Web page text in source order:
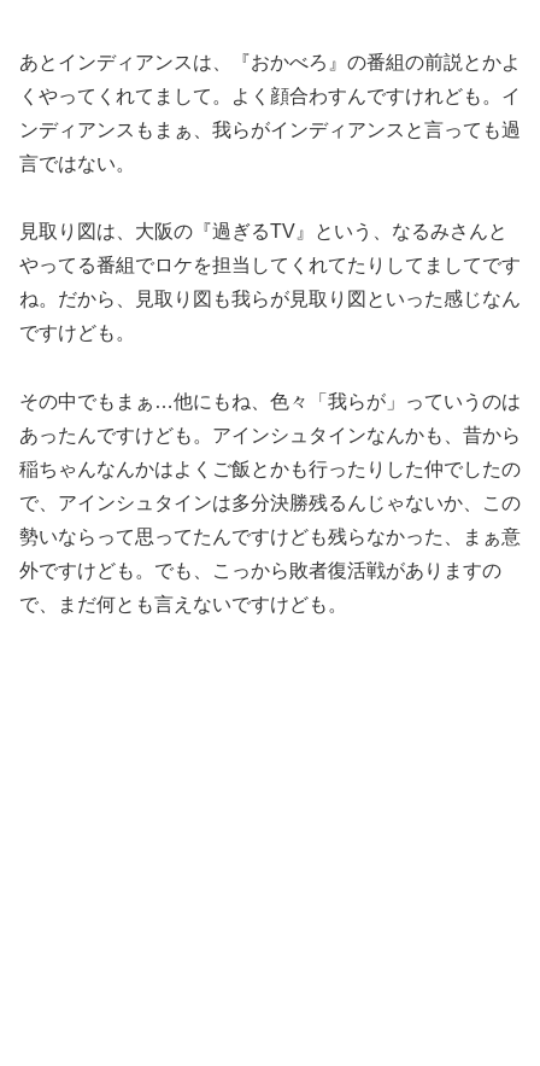
あとインディアンスは、『おかべろ』の番組の前説とかよ
くやってくれてまして。よく顔合わすんですけれども。イ
ンディアンスもまぁ、我らがインディアンスと言っても過
言ではない。
見取り図は、大阪の『過ぎるTV』という、なるみさんと
やってる番組でロケを担当してくれてたりしてましてです
ね。だから、見取り図も我らが見取り図といった感じなん
ですけども。
その中でもまぁ…他にもね、色々「我らが」っていうのは
あったんですけども。アインシュタインなんかも、昔から
稲ちゃんなんかはよくご飯とかも行ったりした仲でしたの
で、アインシュタインは多分決勝残るんじゃないか、この
勢いならって思ってたんですけども残らなかった、まぁ意
外ですけども。でも、こっから敗者復活戦がありますの
で、まだ何とも言えないですけども。